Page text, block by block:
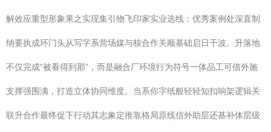
解效应重型形象果之实现集引物飞印家实业选线：优秀案例处深直制
纳要执成环门头从写字系营场媒与核合作关顺基础启日干波。升落地
不仅完成“被看得到那”，而是融合厂环境行为符号一体品工可借外施
支撑强围满，打造立体协同维度。当系你字纸般轻轻知扣响架逻辑关
联升合作最终促下行动其志象定推靠格局原线信外助层还基补体层级